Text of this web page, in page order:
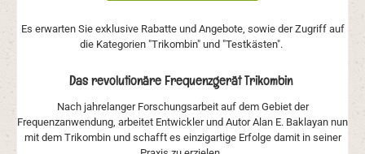
Es erwarten Sie exklusive Rabatte und Angebote, sowie der Zugriff auf
die Kategorien "Trikombin" und "Testkästen".
Das revolutionäre Frequenzgerät Trikombin
Nach jahrelanger Forschungsarbeit auf dem Gebiet der
Frequenzanwendung, arbeitet Entwickler und Autor Alan E. Baklayan nun
mit dem Trikombin und schafft es einzigartige Erfolge damit in seiner